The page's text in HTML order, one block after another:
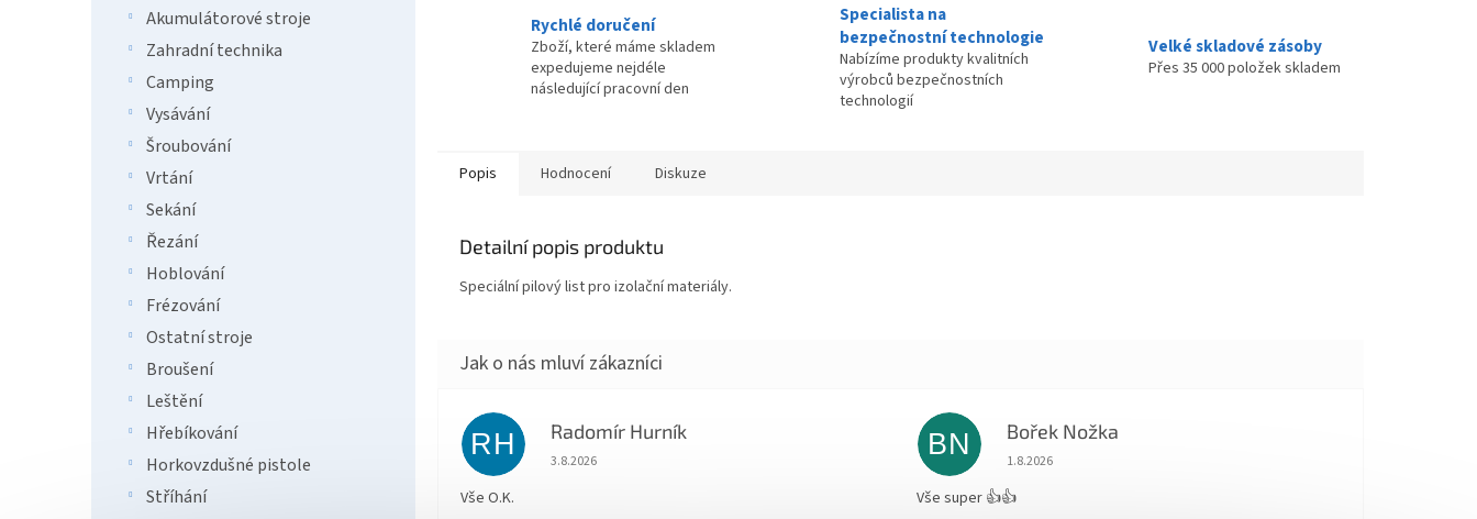
Akumulátorové stroje
Zahradní technika
Camping
Vysávání
Šroubování
Vrtání
Sekání
Řezání
Hoblování
Frézování
Ostatní stroje
Broušení
Leštění
Hřebíkování
Horkovzdušné pistole
Stříhání
Rychlé doručení
Zboží, které máme skladem
expedujeme nejdéle
následující pracovní den
Specialista na
bezpečnostní technologie
Nabízíme produkty kvalitních
výrobců bezpečnostních
technologií
Velké skladové zásoby
Přes 35 000 položek skladem
Popis Hodnocení Diskuze
Detailní popis produktu
Speciální pilový list pro izolační materiály.
RH Radomír Hurník
Hodnocení obchodu je 5 z 5 hvězdiček.
3.8.2026
Vše O.K.
BN Bořek Nožka
Hodnocení obchodu je 5 z 5 hvězdiček.
1.8.2026
Vše super 👍👍